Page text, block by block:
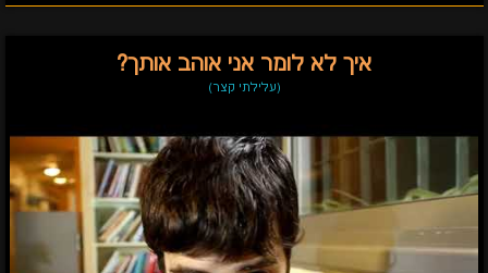
איך לא לומר אני אוהב אותך?
(עלילתי קצר)